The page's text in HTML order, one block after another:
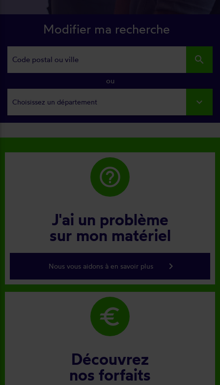
Modifier ma recherche
search
ou
Choisissez un département
help_outline
J'ai un problème
sur mon matériel
Nous vous aidons à en savoir plus keyboard_arrow_right
euro
Découvrez
nos forfaits